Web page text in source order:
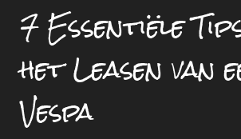
7 Essentiële
het Leasen van
Vespa